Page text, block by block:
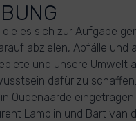
es sich zur Aufgabe
abzielen, Abfälle und
und unsere Umwelt
dafür zu schaffen.
Oudenaarde eingetragen.
Lamblin und Bart van